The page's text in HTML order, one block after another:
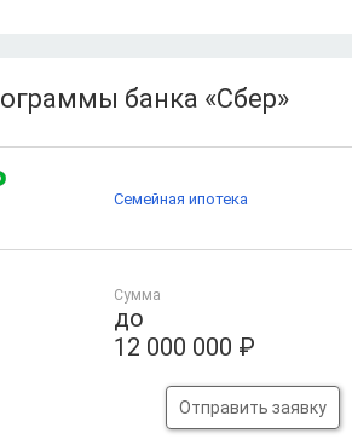
банка «Сбер»
Сумма
до
12 000 000 ₽
Отправить заявку
Семейная ипотека